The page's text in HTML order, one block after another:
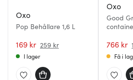
Oxo
Pop Behållare 1,6 L
169 kr 259 kr
I lager
Oxo
Good
766 kr
Få i